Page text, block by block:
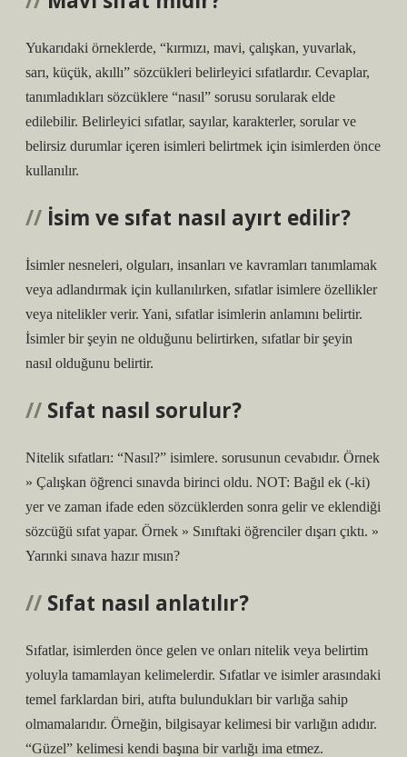
Yukarıdaki örneklerde, “kırmızı, mavi, çalışkan, yuvarlak,
sarı, küçük, akıllı” sözcükleri belirleyici sıfatlardır. Cevaplar,
tanımladıkları sözcüklere “nasıl” sorusu sorularak elde
edilebilir. Belirleyici sıfatlar, sayılar, karakterler, sorular ve
belirsiz durumlar içeren isimleri belirtmek için isimlerden önce
kullanılır.
İsim ve sıfat nasıl ayırt edilir?
İsimler nesneleri, olguları, insanları ve kavramları tanımlamak
veya adlandırmak için kullanılırken, sıfatlar isimlere özellikler
veya nitelikler verir. Yani, sıfatlar isimlerin anlamını belirtir.
İsimler bir şeyin ne olduğunu belirtirken, sıfatlar bir şeyin
nasıl olduğunu belirtir.
Sıfat nasıl sorulur?
Nitelik sıfatları: “Nasıl?” isimlere. sorusunun cevabıdır. Örnek
» Çalışkan öğrenci sınavda birinci oldu. NOT: Bağıl ek (-ki)
yer ve zaman ifade eden sözcüklerden sonra gelir ve eklendiği
sözcüğü sıfat yapar. Örnek » Sınıftaki öğrenciler dışarı çıktı. »
Yarınki sınava hazır mısın?
Sıfat nasıl anlatılır?
Sıfatlar, isimlerden önce gelen ve onları nitelik veya belirtim
yoluyla tamamlayan kelimelerdir. Sıfatlar ve isimler arasındaki
temel farklardan biri, atıfta bulundukları bir varlığa sahip
olmamalarıdır. Örneğin, bilgisayar kelimesi bir varlığın adıdır.
“Güzel” kelimesi kendi başına bir varlığı ima etmez.